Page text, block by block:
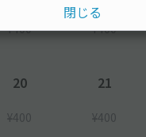
¥400 ¥400
20
¥400
21
¥400
閉じる